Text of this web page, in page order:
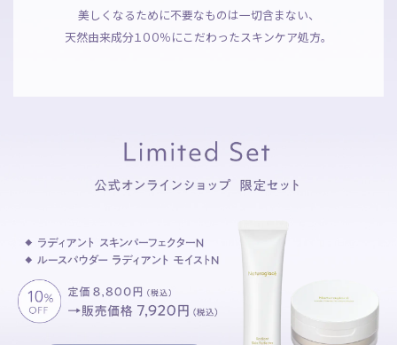
美しくなるために不要なものは一切含まない、
天然由来成分１００％にこだわったスキンケア処方。